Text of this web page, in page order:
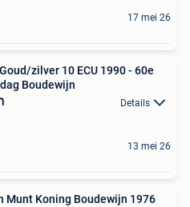
17 mei 26
zilver 10 ECU 1990 - 60e
Boudewijn
Details
13 mei 26
Munt Koning Boudewijn 1976